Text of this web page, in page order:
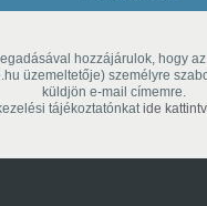
hozzájárulok, hogy
üzemeltetője) személyre
küldjön e-mail címemre.
tájékoztatónkatide